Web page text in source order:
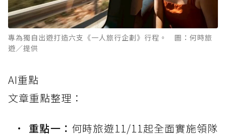
專為獨自出遊打造六支《一人旅行企劃》行程。 圖：何時旅
遊／提供
AI重點
文章重點整理：
重點一： 何時旅遊11/11起全面實施領隊